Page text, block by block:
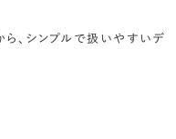
、シンプルで扱いやすいデ